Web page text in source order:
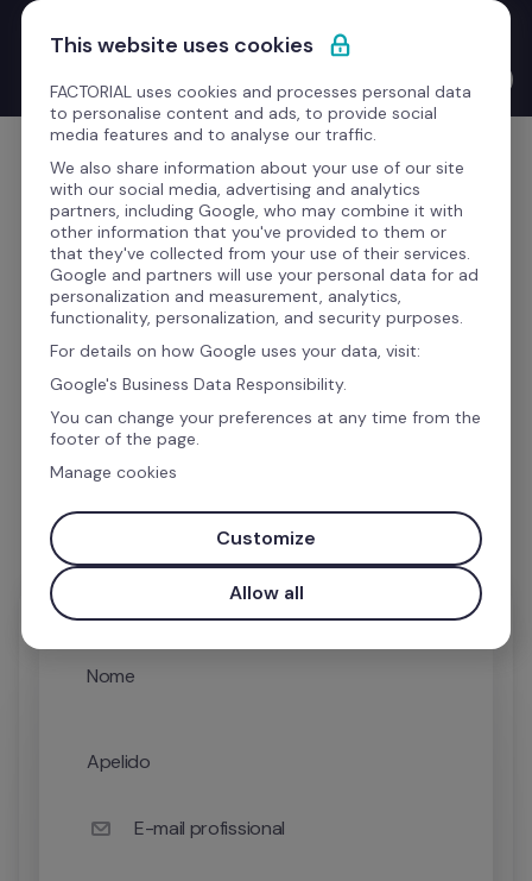
Saltar para o conteúdo
Novo Product Launches with the CEO: o Bernat Farrero
finalmente fala a tua língua. Literalmente — graças à IA.
Comece grátis
Gostaria de saber mais
sobre esta integração?
Preencha o formulário para receber todas as
informações desta integração, e melhore a
eficiência da sua empresa com a Factorial.
Nome
Apelido
E-mail profissional
This website uses cookies
FACTORIAL uses cookies and processes personal data
to personalise content and ads, to provide social
media features and to analyse our traffic.
We also share information about your use of our site
with our social media, advertising and analytics
partners, including Google, who may combine it with
other information that you've provided to them or
that they've collected from your use of their services.
Google and partners will use your personal data for ad
personalization and measurement, analytics,
functionality, personalization, and security purposes.
For details on how Google uses your data, visit:
Google's Business Data Responsibility.
You can change your preferences at any time from the
footer of the page.
Manage cookies
Customize
Allow all